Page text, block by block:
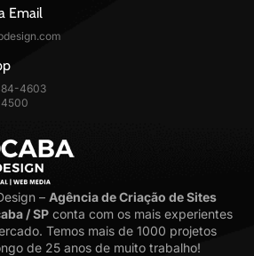
Email
4603
4500
– Agência de Criação de Sites
/ SPconta com os mais experientes
Temos mais de 1000 projetos
de 25 anos de muito trabalho!